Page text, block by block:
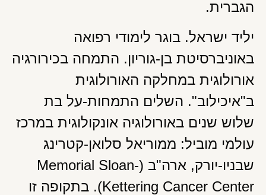
הגברית.
יליד ישראל. בוגר לימודי רפואה
באוניברסיטת בן-גוריון. התמחה בכירורגיה
אורולוגית במחלקה האורולוגית
ב"איכילוב". השלים התמחות-על בת
שלוש שנים באורולוגיה אונקולוגית במרכז
עולמי מוביל: ממוריאל סלואן-קטרינג
שבניו-יורק, ארה"ב (Memorial Sloan-
Kettering Cancer Center). בתקופה זו